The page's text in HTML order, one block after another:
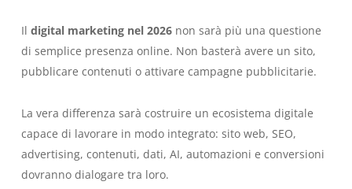
Il digital marketing nel 2026non sarà più una questione
di semplice presenza online. Non basterà avere un sito,
pubblicare contenuti o attivare campagne pubblicitarie.
La vera differenza sarà costruire un ecosistema digitale
capace di lavorare in modo integrato: sito web, SEO,
advertising, contenuti, dati, AI, automazioni e conversioni
dovranno dialogare tra loro.